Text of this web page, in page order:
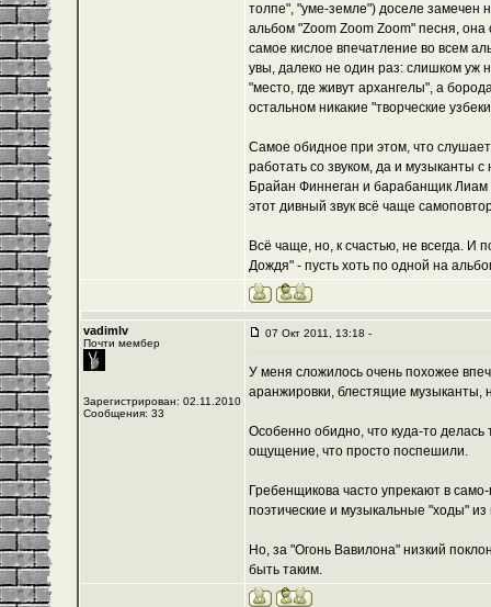
толпе", "уме-земле") доселе замечен
альбом "Zoom Zoom Zoom" песня, она
самое кислое впечатление во всем
увы, далеко не один раз: слишком уж
"место, где живут архангелы", а
остальном никакие "творческие
Самое обидное при этом, что
работать со звуком, да и музыканты
Брайан Финнеган и барабанщик
этот дивный звук всё чаще
Всё чаще, но, к счастью, не всегда.
Дождя" - пусть хоть по одной на
vadimlv
Почти мембер
Зарегистрирован: 02.11.2010
Сообщения: 33
07 Окт 2011, 13:18 -
У меня сложилось очень похожее
аранжировки, блестящие музыканты,
Особенно обидно, что куда-то
ощущение, что просто поспешили.
Гребенщикова часто упрекают в
поэтические и музыкальные "ходы"
Но, за "Огонь Вавилона" низкий
быть таким.